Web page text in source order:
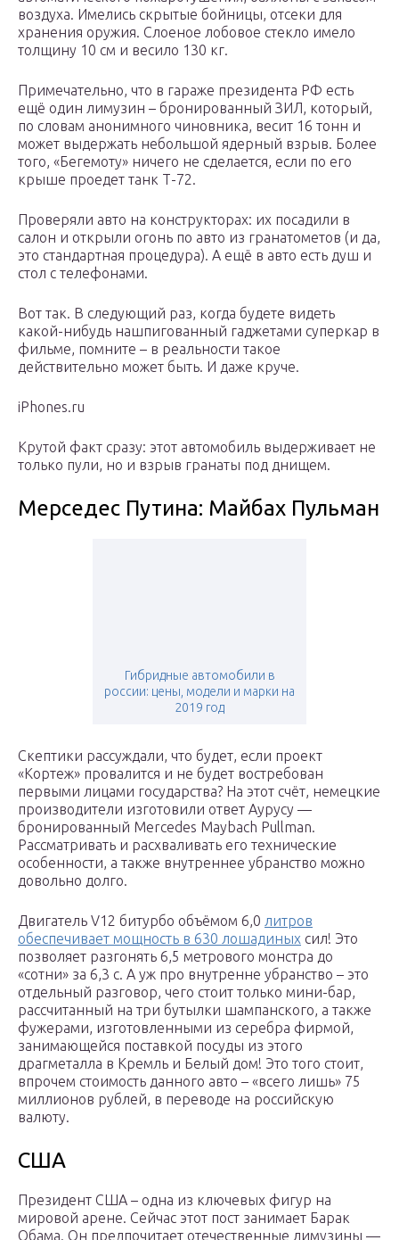
воздуха. Имелись скрытые бойницы, отсеки для
хранения оружия. Слоеное лобовое стекло имело
толщину 10 см и весило 130 кг.
Примечательно, что в гараже президента РФ есть
ещё один лимузин – бронированный ЗИЛ, который,
по словам анонимного чиновника, весит 16 тонн и
может выдержать небольшой ядерный взрыв. Более
того, «Бегемоту» ничего не сделается, если по его
крыше проедет танк Т-72.
Проверяли авто на конструкторах: их посадили в
салон и открыли огонь по авто из гранатометов (и да,
это стандартная процедура). А ещё в авто есть душ и
стол с телефонами.
Вот так. В следующий раз, когда будете видеть
какой-нибудь нашпигованный гаджетами суперкар в
фильме, помните – в реальности такое
действительно может быть. И даже круче.
iPhones.ru
Крутой факт сразу: этот автомобиль выдерживает не
только пули, но и взрыв гранаты под днищем.
Мерседес Путина: Майбах Пульман
Гибридные автомобили в
россии: цены, модели и марки на
2019 год
Скептики рассуждали, что будет, если проект
«Кортеж» провалится и не будет востребован
первыми лицами государства? На этот счёт, немецкие
производители изготовили ответ Аурусу —
бронированный Mercedes Maybach Pullman.
Рассматривать и расхваливать его технические
особенности, а также внутреннее убранство можно
довольно долго.
Двигатель V12 битурбо объёмом 6,0 литров
обеспечивает мощность в 630 лошадиных сил! Это
позволяет разгонять 6,5 метрового монстра до
«сотни» за 6,3 с. А уж про внутренне убранство – это
отдельный разговор, чего стоит только мини-бар,
рассчитанный на три бутылки шампанского, а также
фужерами, изготовленными из серебра фирмой,
занимающейся поставкой посуды из этого
драгметалла в Кремль и Белый дом! Это того стоит,
впрочем стоимость данного авто – «всего лишь» 75
миллионов рублей, в переводе на российскую
валюту.
США
Президент США – одна из ключевых фигур на
мировой арене. Сейчас этот пост занимает Барак
Обама. Он предпочитает отечественные лимузины —